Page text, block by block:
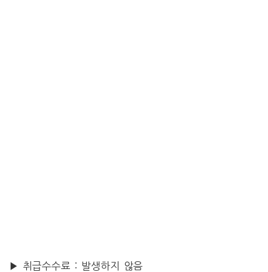
▶ 취급수수료 : 발생하지 않음